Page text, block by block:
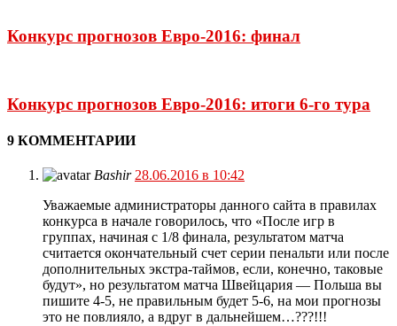
Конкурс прогнозов Евро-2016: финал
Конкурс прогнозов Евро-2016: итоги 6-го тура
9 КОММЕНТАРИИ
Bashir 28.06.2016 в 10:42
Уважаемые администраторы данного сайта в правилах
конкурса в начале говорилось, что «После игр в
группах, начиная с 1/8 финала, результатом матча
считается окончательный счет серии пенальти или после
дополнительных экстра-таймов, если, конечно, таковые
будут», но результатом матча Швейцария — Польша вы
пишите 4-5, не правильным будет 5-6, на мои прогнозы
это не повлияло, а вдруг в дальнейшем…???!!!